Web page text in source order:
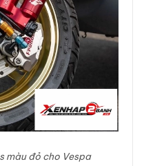
màu đỏ cho Vespa